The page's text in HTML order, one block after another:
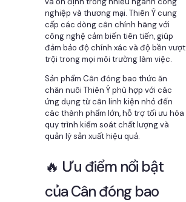
nghiệp và thương mại. Thiên Ý cung
cấp các dòng cân chính hãng với
công nghệ cảm biến tiên tiến, giúp
đảm bảo độ chính xác và độ bền vượt
trội trong mọi môi trường làm việc.
Sản phẩm Cân đóng bao thức ăn
chăn nuôi Thiên Ý phù hợp với các
ứng dụng từ cân linh kiện nhỏ đến
các thành phẩm lớn, hỗ trợ tối ưu hóa
quy trình kiểm soát chất lượng và
quản lý sản xuất hiệu quả.
🔥 Ưu điểm nổi bật
của Cân đóng bao